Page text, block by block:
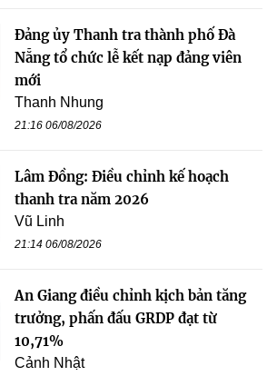
Đảng ủy Thanh tra thành phố Đà
Nẵng tổ chức lễ kết nạp đảng viên
mới
Thanh Nhung
21:16 06/08/2026
Lâm Đồng: Điều chỉnh kế hoạch
thanh tra năm 2026
Vũ Linh
21:14 06/08/2026
An Giang điều chỉnh kịch bản tăng
trưởng, phấn đấu GRDP đạt từ
10,71%
Cảnh Nhật